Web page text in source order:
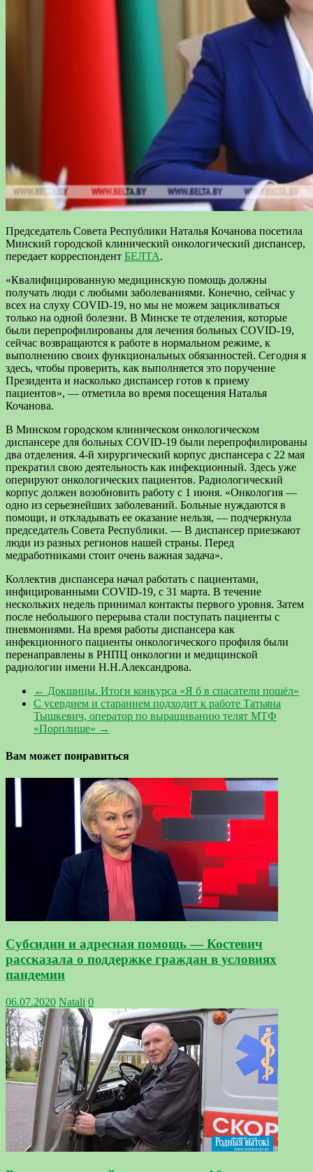
Председатель Совета Республики Наталья Кочанова посетила
Минский городской клинический онкологический диспансер,
передает корреспондент БЕЛТА.
«Квалифицированную медицинскую помощь должны
получать люди с любыми заболеваниями. Конечно, сейчас у
всех на слуху COVID-19, но мы не можем зацикливаться
только на одной болезни. В Минске те отделения, которые
были перепрофилированы для лечения больных COVID-19,
сейчас возвращаются к работе в нормальном режиме, к
выполнению своих функциональных обязанностей. Сегодня я
здесь, чтобы проверить, как выполняется это поручение
Президента и насколько диспансер готов к приему
пациентов», — отметила во время посещения Наталья
Кочанова.
В Минском городском клиническом онкологическом
диспансере для больных COVID-19 были перепрофилированы
два отделения. 4-й хирургический корпус диспансера с 22 мая
прекратил свою деятельность как инфекционный. Здесь уже
оперируют онкологических пациентов. Радиологический
корпус должен возобновить работу с 1 июня. «Онкология —
одно из серьезнейших заболеваний. Больные нуждаются в
помощи, и откладывать ее оказание нельзя, — подчеркнула
председатель Совета Республики. — В диспансер приезжают
люди из разных регионов нашей страны. Перед
медработниками стоит очень важная задача».
Коллектив диспансера начал работать с пациентами,
инфицированными COVID-19, с 31 марта. В течение
нескольких недель принимал контакты первого уровня. Затем
после небольшого перерыва стали поступать пациенты с
пневмониями. На время работы диспансера как
инфекционного пациенты онкологического профиля были
перенаправлены в РНПЦ онкологии и медицинской
радиологии имени Н.Н.Александрова.
← Докшицы. Итоги конкурса «Я б в спасатели пошёл»
С усердием и старанием подходит к работе Татьяна
Тышкевич, оператор по выращиванию телят МТФ
«Порплище» →
Вам может понравиться
Субсидии и адресная помощь — Костевич
рассказала о поддержке граждан в условиях
пандемии
06.07.2020 Natali 0